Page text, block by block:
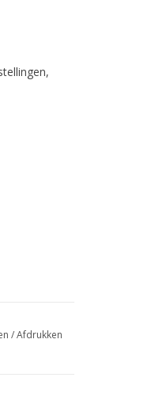
/Afdrukken